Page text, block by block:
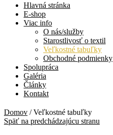
Hlavná stránka
E-shop
Viac info
O nás/služby
Starostlivosť o textil
Veľkostné tabuľky
Obchodné podmienky
Spolupráca
Galéria
Články
Kontakt
Domov / Veľkostné tabuľky
Späť na predchádzajúcu stranu